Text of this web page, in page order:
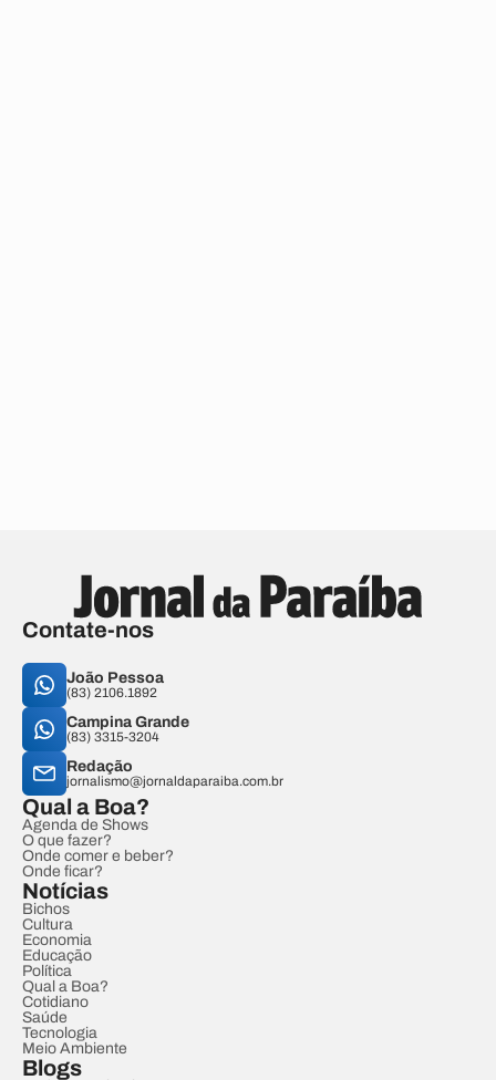
Contate-nos
João Pessoa
(83) 2106.1892
Campina Grande
(83) 3315-3204
Redação
jornalismo@jornaldaparaiba.com.br
Qual a Boa?
Agenda de Shows
O que fazer?
Onde comer e beber?
Onde ficar?
Notícias
Bichos
Cultura
Economia
Educação
Política
Qual a Boa?
Cotidiano
Saúde
Tecnologia
Meio Ambiente
Blogs